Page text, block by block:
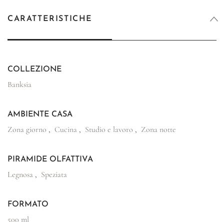
CARATTERISTICHE
COLLEZIONE
Banksia
AMBIENTE CASA
Zona giorno , Cucina , Studio e lavoro , Zona notte
PIRAMIDE OLFATTIVA
Legnosa , Speziata
FORMATO
500 ml